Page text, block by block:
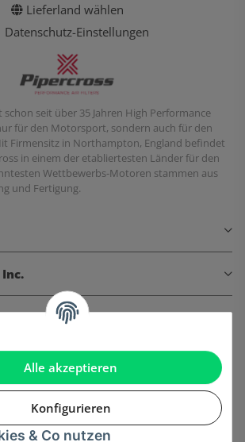
Alle akzeptieren
Konfigurieren
& Co nutzen
Lieferland wählen
Datenschutz-Einstellungen
seit über 35 Jahren High Performance
für den Motorsport, sondern auch für den
Firmensitz in Northampton, England befindet
in einem der etabliertesten Länder für den
Wettbewerbs-Motoren stammen aus
und Fertigung.